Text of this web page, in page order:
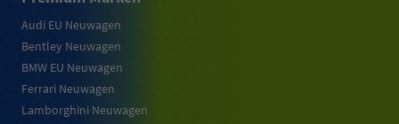
Audi EU Neuwagen
Bentley Neuwagen
BMW EU Neuwagen
Ferrari Neuwagen
Lamborghini Neuwagen